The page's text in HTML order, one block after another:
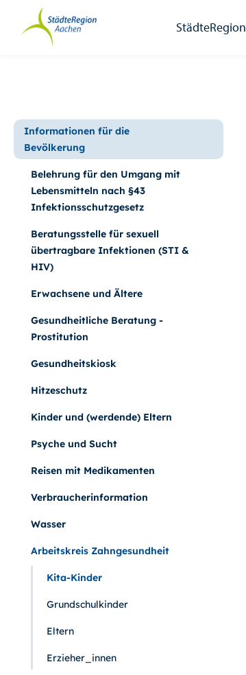
Seiteninhalt.
Hauptnavigation.
StädteRegion
StädteRegion
Informationen für die
Bevölkerung
Belehrung für den Umgang mit
Lebensmitteln nach §43
Infektionsschutzgesetz
Beratungsstelle für sexuell
übertragbare Infektionen (STI &
HIV)
Erwachsene und Ältere
Gesundheitliche Beratung -
Prostitution
Gesundheitskiosk
Hitzeschutz
Kinder und (werdende) Eltern
Psyche und Sucht
Reisen mit Medikamenten
Verbraucherinformation
Wasser
Arbeitskreis Zahngesundheit
Kita-Kinder
Grundschulkinder
Eltern
Erzieher_innen